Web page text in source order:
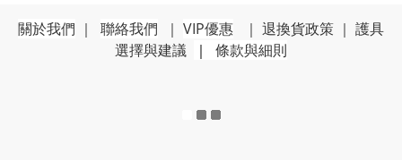
關於我們 ｜ 聯絡我們 ｜ VIP優惠 ｜ 退換貨政策 ｜ 護具
選擇與建議
｜ 條款與細則